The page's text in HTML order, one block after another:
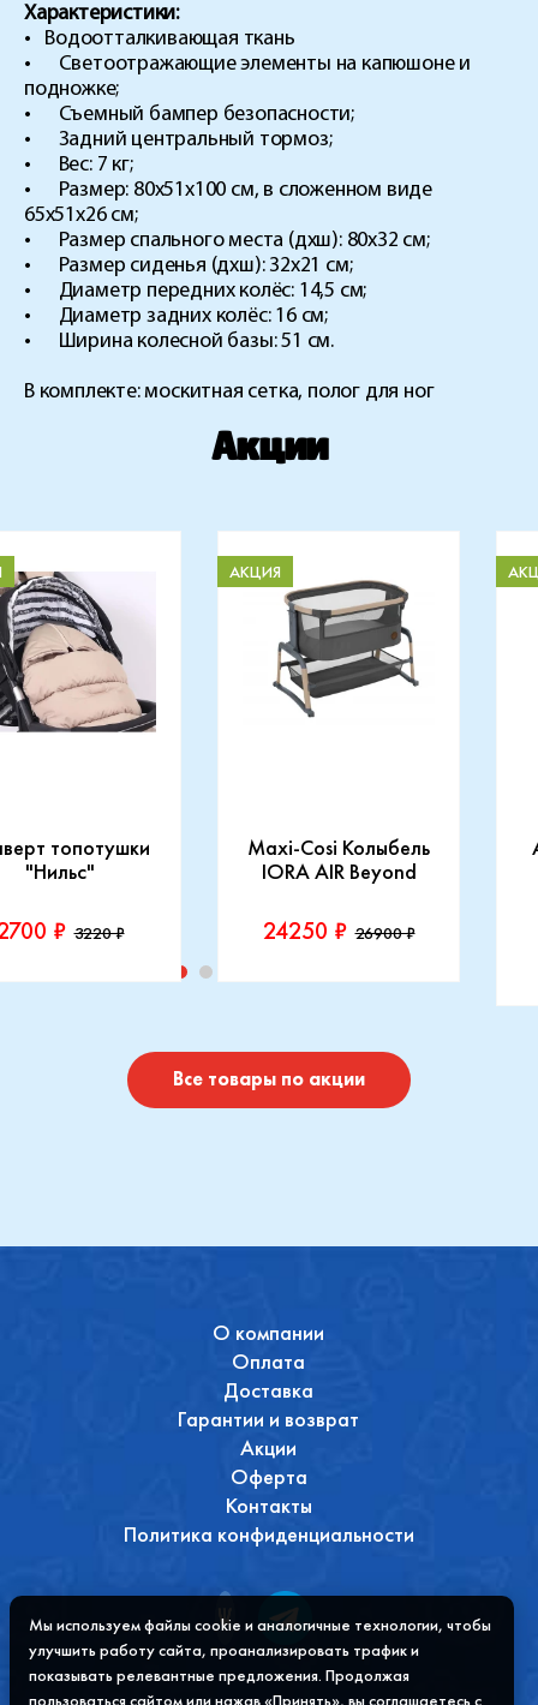
Характеристики:
• Водоотталкивающая ткань
• Светоотражающие элементы на капюшоне и
подножке;
• Съемный бампер безопасности;
• Задний центральный тормоз;
• Вес: 7 кг;
• Размер: 80х51х100 см, в сложенном виде
65х51х26 см;
• Размер спального места (дхш): 80х32 см;
• Размер сиденья (дхш): 32х21 см;
• Диаметр передних колёс: 14,5 см;
• Диаметр задних колёс: 16 см;
• Ширина колесной базы: 51 см.
В комплекте: москитная сетка, полог для ног
Акции
топотушки
"Нильс"
₽ 3220 ₽
Maxi-Cosi Колыбель
IORA AIR Beyond
АКЦИЯ
24250 ₽ 26900 ₽
Производитель::
Купить
Все товары по акции
О компании
Оплата
Доставка
Гарантии и возврат
Акции
Оферта
Контакты
Политика конфиденциальности
Мы используем файлы cookie и аналогичные технологии, чтобы
улучшить работу сайта, проанализировать трафик и
показывать релевантные предложения. Продолжая
пользоваться сайтом или нажав «Принять», вы соглашаетесь с